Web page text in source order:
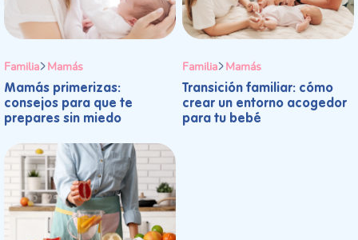
Familia Mamás
Mamás primerizas:
consejos para que te
prepares sin miedo
Familia Mamás
Transición familiar: cómo
crear un entorno acogedor
para tu bebé